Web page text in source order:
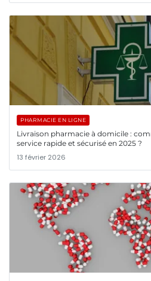
PHARMACIE EN LIGNE
Livraison pharmacie à domicile :
service rapide et sécurisé en 2025 ?
13 février 2026